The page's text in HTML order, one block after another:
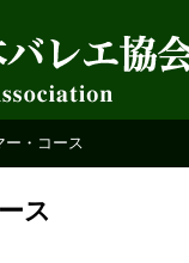
ー・コース
ス